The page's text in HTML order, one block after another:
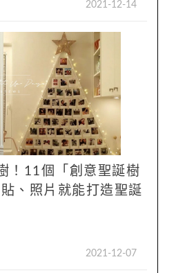
2021-12-14
！11個「創意聖誕樹
、照片就能打造聖誕
2021-12-07